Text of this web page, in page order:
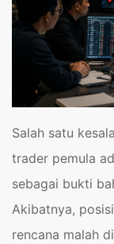
Salah satu
trader pemula
sebagai bukti
Akibatnya,
rencana malah